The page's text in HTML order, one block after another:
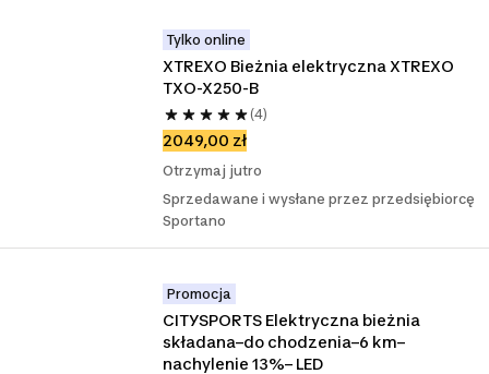
Tylko online
XTREXO Bieżnia elektryczna XTREXO
TXO-X250-B
(4)
2049,00 zł
Otrzymaj jutro
Sprzedawane i wysłane przez przedsiębiorcę
Sportano
Promocja
CITYSPORTS Elektryczna bieżnia
składana–do chodzenia–6 km–
nachylenie 13%– LED